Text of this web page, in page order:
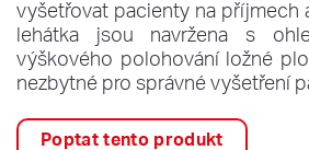
SLUŽBY
O NÁS
KONTAKT
vyšetřovat pacienty na příjmech
lehátka jsou navržena s
výškového polohování ložné
nezbytné pro správné vyšetření
Poptat tento produkt